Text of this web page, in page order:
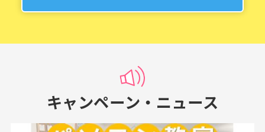
キャンペーン・ニュース